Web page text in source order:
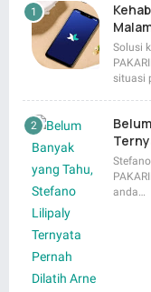
Solusi
situasi
anda…